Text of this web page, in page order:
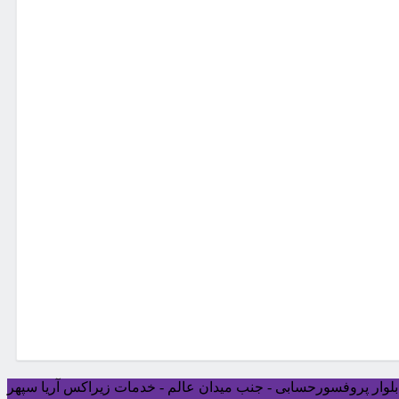
بلوار پروفسورحسابی - جنب میدان عالم - خدمات زیراکس آریا سپهر